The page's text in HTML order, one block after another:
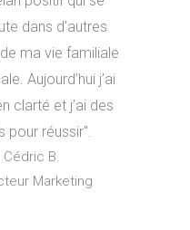
dans d’autres
ma vie familiale
Aujourd’hui j’ai
clarté et j’ai des
pour réussir".
Cédric B.
Marketing